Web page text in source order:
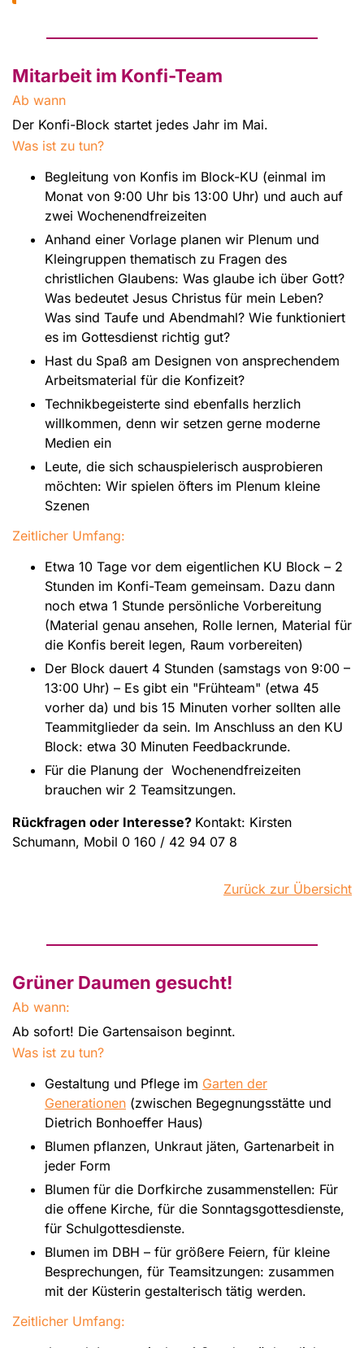
Mitarbeit im Konfi-Team
Ab wann
Der Konfi-Block startet jedes Jahr im Mai.
Was ist zu tun?
Begleitung von Konfis im Block-KU (einmal im
Monat von 9:00 Uhr bis 13:00 Uhr) und auch auf
zwei Wochenendfreizeiten
Anhand einer Vorlage planen wir Plenum und
Kleingruppen thematisch zu Fragen des
christlichen Glaubens: Was glaube ich über Gott?
Was bedeutet Jesus Christus für mein Leben?
Was sind Taufe und Abendmahl? Wie funktioniert
es im Gottesdienst richtig gut?
Hast du Spaß am Designen von ansprechendem
Arbeitsmaterial für die Konfizeit?
Technikbegeisterte sind ebenfalls herzlich
willkommen, denn wir setzen gerne moderne
Medien ein
Leute, die sich schauspielerisch ausprobieren
möchten: Wir spielen öfters im Plenum kleine
Szenen
Zeitlicher Umfang:
Etwa 10 Tage vor dem eigentlichen KU Block – 2
Stunden im Konfi-Team gemeinsam. Dazu dann
noch etwa 1 Stunde persönliche Vorbereitung
(Material genau ansehen, Rolle lernen, Material für
die Konfis bereit legen, Raum vorbereiten)
Der Block dauert 4 Stunden (samstags von 9:00 –
13:00 Uhr) – Es gibt ein "Frühteam" (etwa 45
vorher da) und bis 15 Minuten vorher sollten alle
Teammitglieder da sein. Im Anschluss an den KU
Block: etwa 30 Minuten Feedbackrunde.
Für die Planung der Wochenendfreizeiten
brauchen wir 2 Teamsitzungen.
Rückfragen oder Interesse? Kontakt: Kirsten
Schumann, Mobil 0 160 / 42 94 07 8
Zurück zur Übersicht
Grüner Daumen gesucht!
Ab wann:
Ab sofort! Die Gartensaison beginnt.
Was ist zu tun?
Gestaltung und Pflege im Garten der
Generationen (zwischen Begegnungsstätte und
Dietrich Bonhoeffer Haus)
Blumen pflanzen, Unkraut jäten, Gartenarbeit in
jeder Form
Blumen für die Dorfkirche zusammenstellen: Für
die offene Kirche, für die Sonntagsgottesdienste,
für Schulgottesdienste.
Blumen im DBH – für größere Feiern, für kleine
Besprechungen, für Teamsitzungen: zusammen
mit der Küsterin gestalterisch tätig werden.
Zeitlicher Umfang: